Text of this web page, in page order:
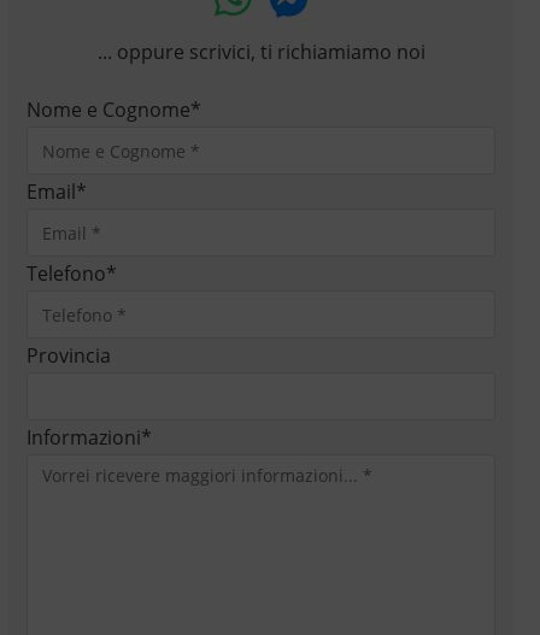
... oppure scrivici, ti richiamiamo noi
Nome e Cognome*
Email*
Telefono*
Provincia
Informazioni*